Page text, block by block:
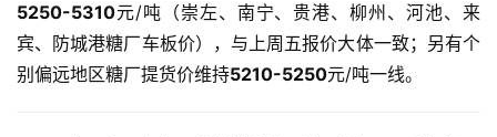
5250-5310元/吨（崇左、南宁、贵港、柳州、河池、来
宾、防城港糖厂车板价），与上周五报价大体一致；另有个
别偏远地区糖厂提货价维持5210-5250元/吨一线。